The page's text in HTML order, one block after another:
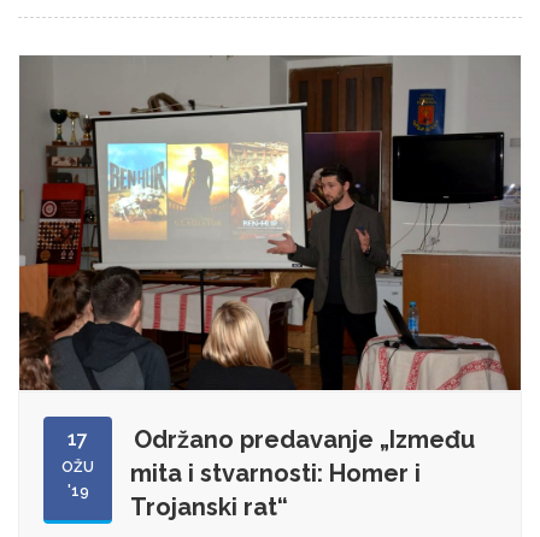
17
OŽU
'19
Održano predavanje „Između
mita i stvarnosti: Homer i
Trojanski rat“